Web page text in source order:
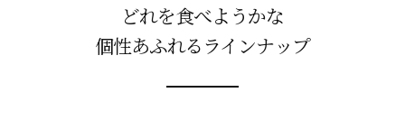
どれを食べようかな
個性あふれるラインナップ